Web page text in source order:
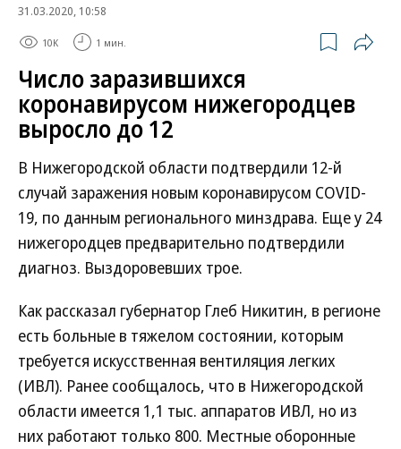
31.03.2020, 10:58
10K 1 мин.
Число заразившихся
коронавирусом нижегородцев
выросло до 12
В Нижегородской области подтвердили 12-й
случай заражения новым коронавирусом COVID-
19, по данным регионального минздрава. Еще у 24
нижегородцев предварительно подтвердили
диагноз. Выздоровевших трое.
Как рассказал губернатор Глеб Никитин, в регионе
есть больные в тяжелом состоянии, которым
требуется искусственная вентиляция легких
(ИВЛ). Ранее сообщалось, что в Нижегородской
области имеется 1,1 тыс. аппаратов ИВЛ, но из
них работают только 800. Местные оборонные